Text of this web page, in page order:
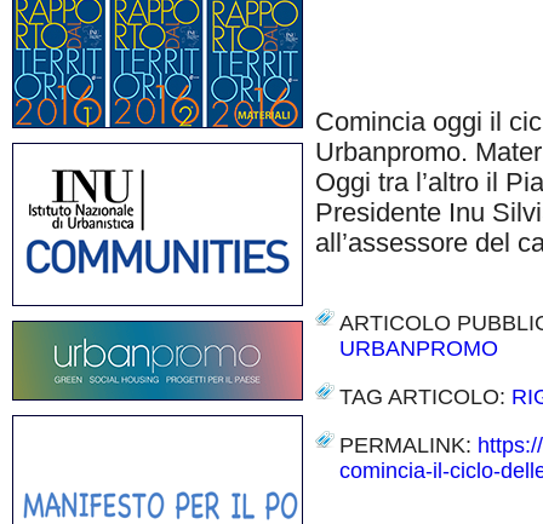
Comincia oggi il
Urbanpromo.
Oggi tra l’altro il
Presidente Inu
all’assessore del
ARTICOLO
URBANPROMO
TAG ARTICOLO:
PERMALINK:
comincia-il-ciclo-